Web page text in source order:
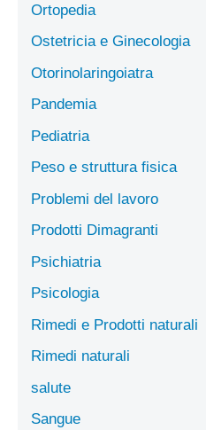
Ortopedia
Ostetricia e Ginecologia
Otorinolaringoiatra
Pandemia
Pediatria
Peso e struttura fisica
Problemi del lavoro
Prodotti Dimagranti
Psichiatria
Psicologia
Rimedi e Prodotti naturali
Rimedi naturali
salute
Sangue